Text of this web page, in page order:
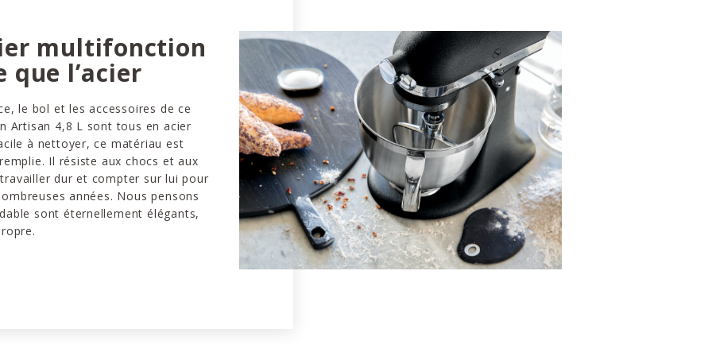
multifonction
que l’acier
le bol et les accessoires de ce
Artisan 4,8 L sont tous en acier
à nettoyer, ce matériau est
Il résiste aux chocs et aux
dur et compter sur lui pour
années. Nous pensons
sont éternellement élégants,